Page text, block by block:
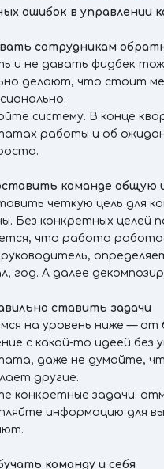
ошибок в управлении
сотрудникам
и не давать фидбек
делают, что стоит
систему. В конце
работы и об
команде общую
чёткую цель для
Без конкретных целей
что работа
руководитель,
год. А далее
ставить задачи
на уровень ниже — от
с какой-то идеей без
даже не думайте,
другие.
конкретные задачи:
информацию для
команду и себя